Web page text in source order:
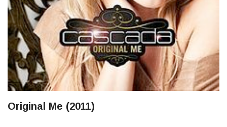
Original Me (2011)